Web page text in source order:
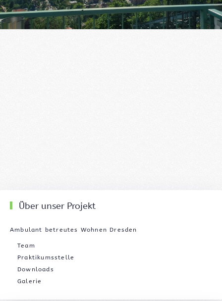
Über unser Projekt
Ambulant betreutes Wohnen Dresden
Team
Praktikumsstelle
Downloads
Galerie